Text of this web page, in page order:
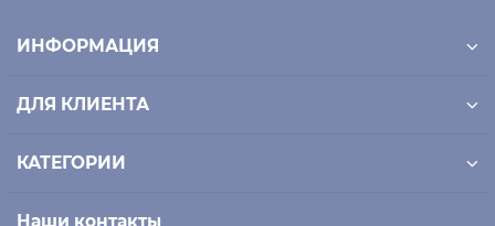
ИНФОРМАЦИЯ
ДЛЯ КЛИЕНТА
КАТЕГОРИИ
Наши контакты